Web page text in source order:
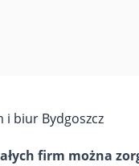
i biur Bydgoszcz
firm można